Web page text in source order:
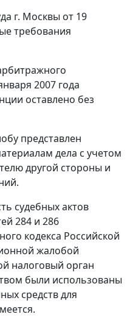
г. Москвы от 19
требования
2007 года
оставлено без
представлен
дела с учетом
другой стороны и
судебных актов
284 и 286
кодекса Российской
жалобой
налоговый орган
были использованы
средств для